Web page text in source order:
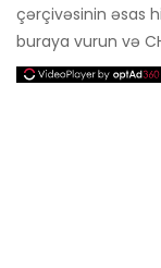
çərçivəsinin əsas
buraya vurun və